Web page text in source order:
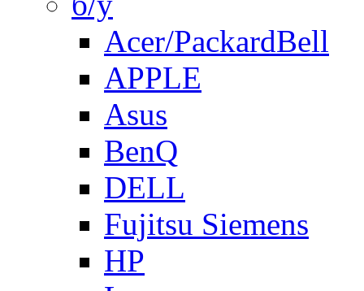
Acer/PackardBell
APPLE
Asus
BenQ
DELL
Fujitsu Siemens
HP